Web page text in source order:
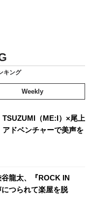
キング
Weekly
TSUZUMI（ME:I）×尾上
ドベンチャーで美声を
龍太、『ROCK IN
つられて楽屋を脱